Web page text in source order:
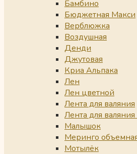
Бамбино
Бюджетная Макси
Верблюжка
Воздушная
Денди
Джутовая
Криа Альпака
Лен
Лен цветной
Лента для валяния
Лента для
Малышок
Меринго
Мотылёк